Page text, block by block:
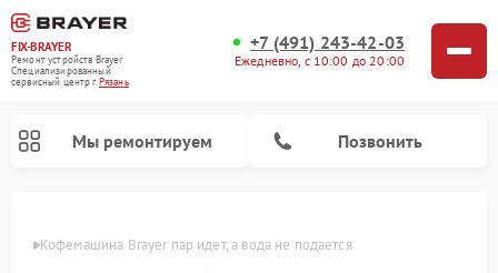
FIX-BRAYER
Ремонт устройств Brayer
Специализированный
cервисный центр г.Рязань
+7 (491) 243-42-03
Ежедневно, с 10:00 до 20:00
Мы ремонтируем Позвонить
Кофемашина Brayer пар идет, а вода не подается